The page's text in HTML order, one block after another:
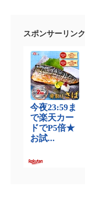
スポンサーリンク